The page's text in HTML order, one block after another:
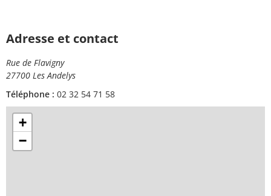
Adresse et contact
Rue de Flavigny
27700 Les Andelys
Téléphone : 02 32 54 71 58
+
−